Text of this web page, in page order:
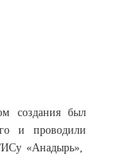
создания был
и проводили
«Анадырь»,